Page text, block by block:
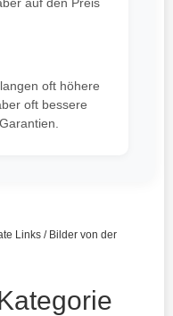
oft höhere
oft bessere
Links / Bilder von der